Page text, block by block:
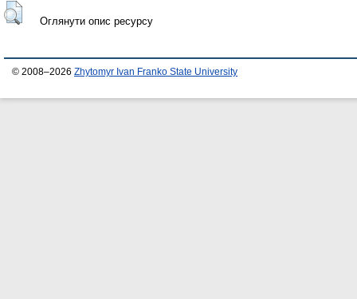
Оглянути опис ресурсу
© 2008–2026 Zhytomyr Ivan Franko State University